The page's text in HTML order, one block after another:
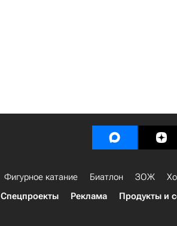
Фигурное катание Биатлон ЗОЖ
Спецпроекты
Реклама Продукты и